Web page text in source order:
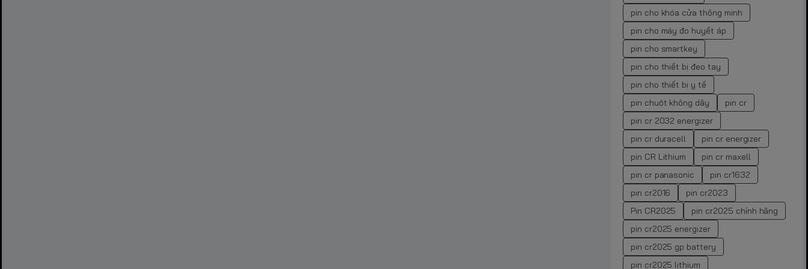
pin cho khóa cửa thông minh
pin cho máy đo huyết áp
pin cho smartkey
pin cho thiết bị đeo tay
pin cho thiết bị y tế
pin chuột không dây
pin cr
pin cr 2032 energizer
pin cr duracell
pin cr energizer
pin CR Lithium
pin cr maxell
pin cr panasonic
pin cr1632
pin cr2016
pin cr2023
Pin CR2025
pin cr2025 chính hãng
pin cr2025 energizer
pin cr2025 gp battery
pin cr2025 lithium